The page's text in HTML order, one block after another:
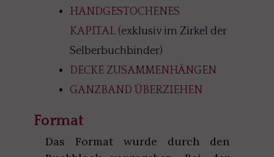
HANDGESTOCHENES
KAPITAL(exklusiv im Zirkel der
Selberbuchbinder)
DECKE ZUSAMMENHÄNGEN
GANZBAND ÜBERZIEHEN
Format
Das Format wurde durch den